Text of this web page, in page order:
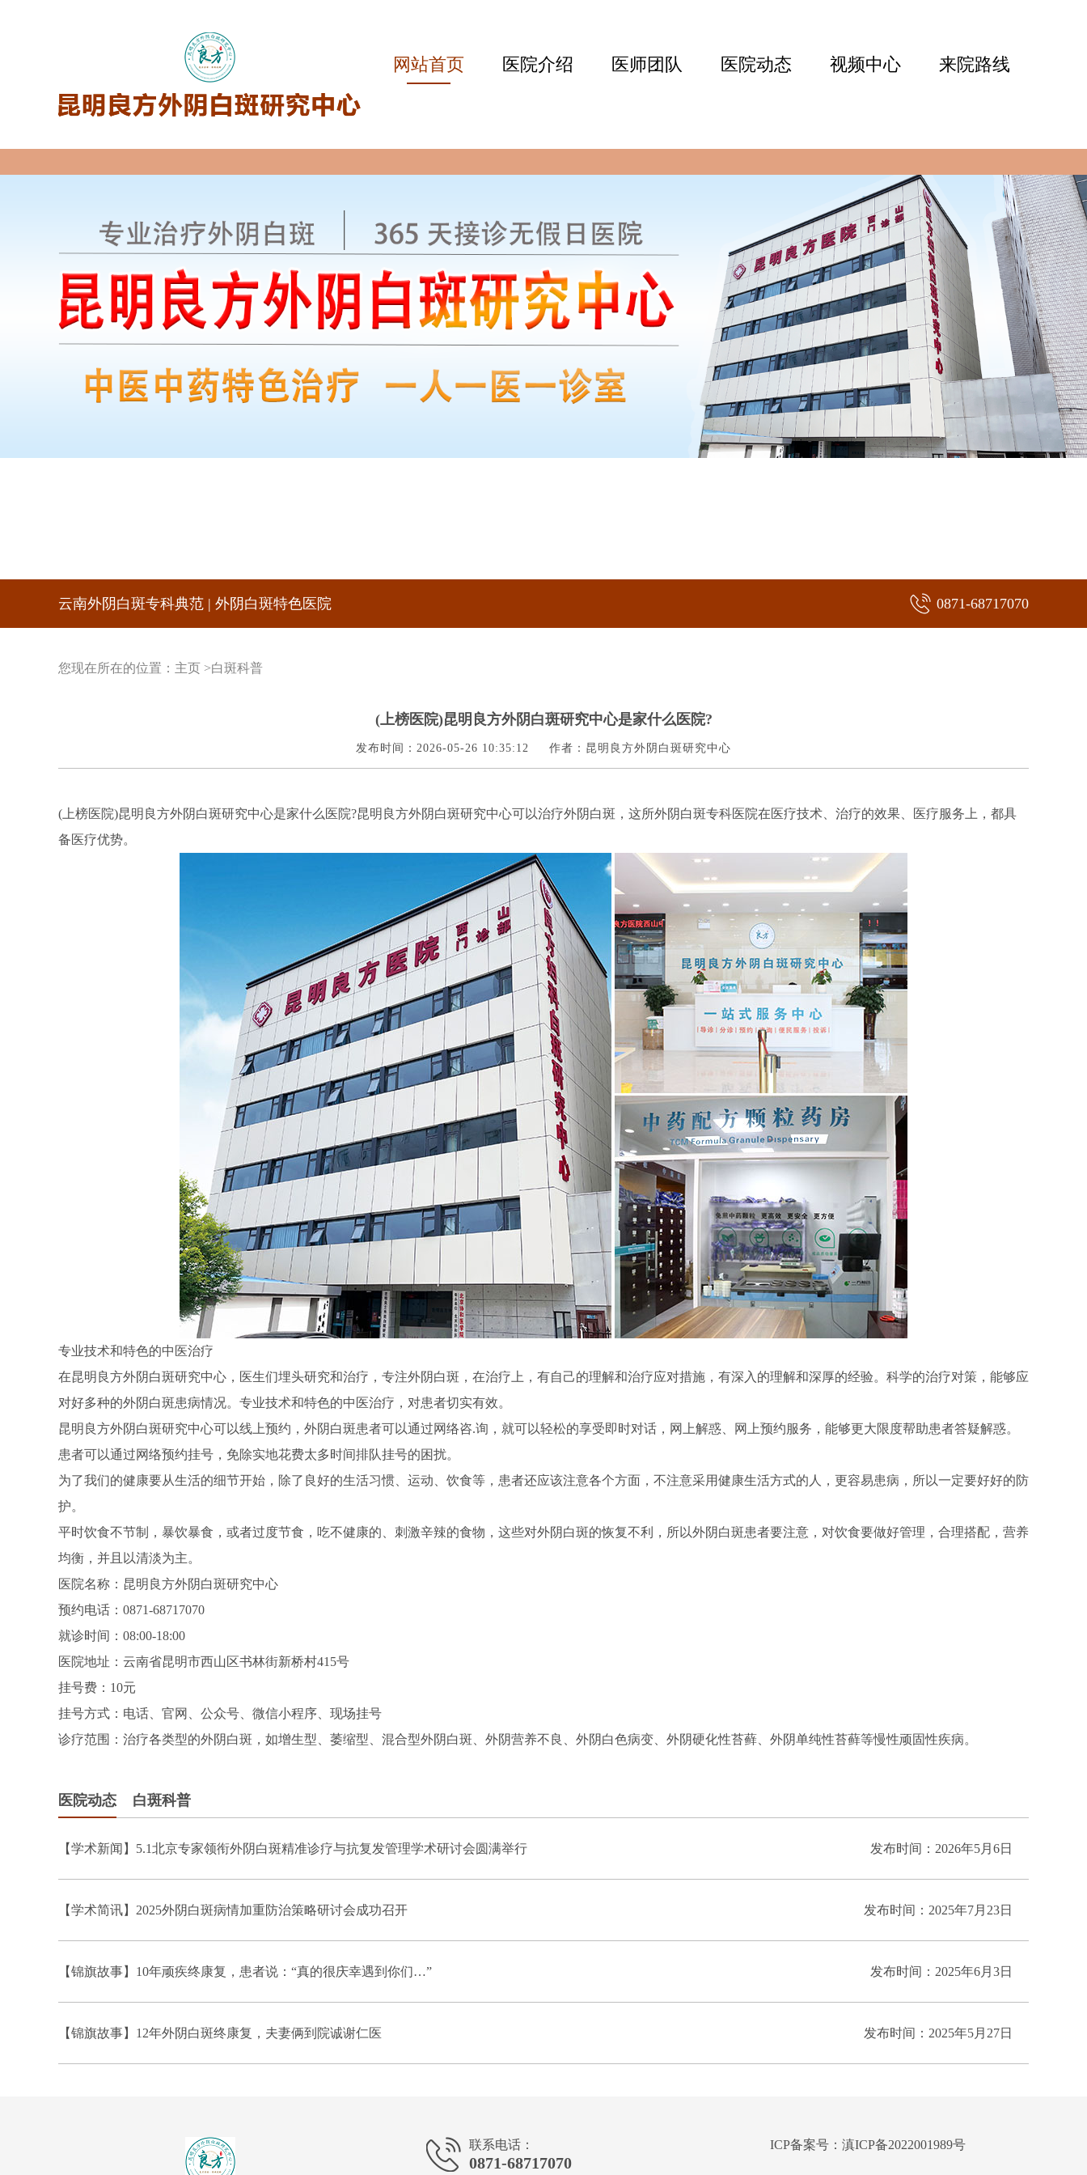
网站首页 医院介绍 医师团队 医院动态 视频中心 来院路线
云南外阴白斑专科典范 | 外阴白斑特色医院 0871-68717070
您现在所在的位置： 主页 >白斑科普
(上榜医院)昆明良方外阴白斑研究中心是家什么医院?
发布时间：2026-05-26 10:35:12 作者：昆明良方外阴白斑研究中心
(上榜医院)昆明良方外阴白斑研究中心是家什么医院?昆明良方外阴白斑研究中心可以治疗外阴白斑，这所外阴白斑专科医院在医疗技术、治疗的效果、医疗服务上，都具
备医疗优势。
专业技术和特色的中医治疗
在昆明良方外阴白斑研究中心，医生们埋头研究和治疗，专注外阴白斑，在治疗上，有自己的理解和治疗应对措施，有深入的理解和深厚的经验。科学的治疗对策，能够应
对好多种的外阴白斑患病情况。专业技术和特色的中医治疗，对患者切实有效。
昆明良方外阴白斑研究中心可以线上预约，外阴白斑患者可以通过网络咨.询，就可以轻松的享受即时对话，网上解惑、网上预约服务，能够更大限度帮助患者答疑解惑。
患者可以通过网络预约挂号，免除实地花费太多时间排队挂号的困扰。
为了我们的健康要从生活的细节开始，除了良好的生活习惯、运动、饮食等，患者还应该注意各个方面，不注意采用健康生活方式的人，更容易患病，所以一定要好好的防
护。
平时饮食不节制，暴饮暴食，或者过度节食，吃不健康的、刺激辛辣的食物，这些对外阴白斑的恢复不利，所以外阴白斑患者要注意，对饮食要做好管理，合理搭配，营养
均衡，并且以清淡为主。
医院名称：昆明良方外阴白斑研究中心
预约电话：0871-68717070
就诊时间：08:00-18:00
医院地址：云南省昆明市西山区书林街新桥村415号
挂号费：10元
挂号方式：电话、官网、公众号、微信小程序、现场挂号
诊疗范围：治疗各类型的外阴白斑，如增生型、萎缩型、混合型外阴白斑、外阴营养不良、外阴白色病变、外阴硬化性苔藓、外阴单纯性苔藓等慢性顽固性疾病。
医院动态 白斑科普
【学术新闻】5.1北京专家领衔外阴白斑精准诊疗与抗复发管理学术研讨会圆满举行 发布时间：2026年5月6日
【学术简讯】2025外阴白斑病情加重防治策略研讨会成功召开 发布时间：2025年7月23日
【锦旗故事】10年顽疾终康复，患者说：“真的很庆幸遇到你们…” 发布时间：2025年6月3日
【锦旗故事】12年外阴白斑终康复，夫妻俩到院诚谢仁医 发布时间：2025年5月27日
联系电话：
0871-68717070
ICP备案号：滇ICP备2022001989号